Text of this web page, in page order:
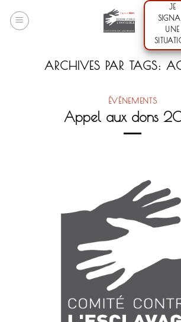
JE
UNE
ARCHIVES PAR TAGS:
ÉVÉNEMENTS
Appel aux dons